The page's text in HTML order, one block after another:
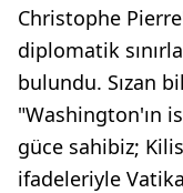
Christophe
diplomatik
bulundu. Sızan
"Washington'ın
güce sahibiz;
ifadeleriyle